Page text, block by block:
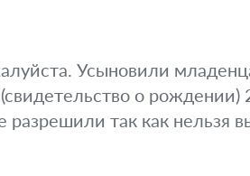
Усыновили
о
так как нельзя